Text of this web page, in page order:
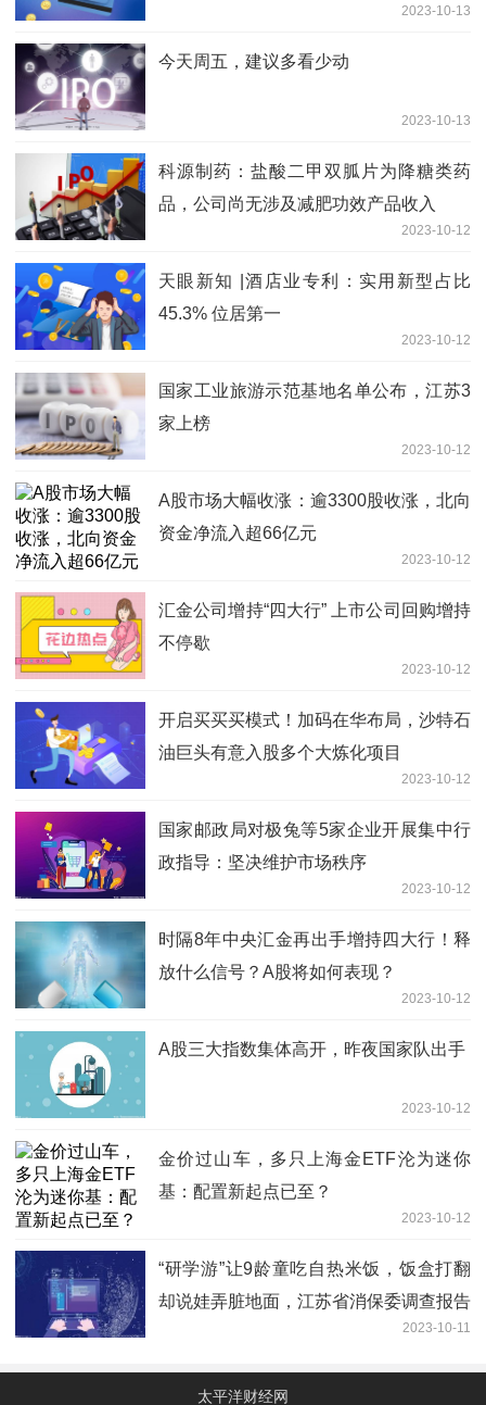
2023-10-13
今天周五，建议多看少动
2023-10-13
科源制药：盐酸二甲双胍片为降糖类药
品，公司尚无涉及减肥功效产品收入
2023-10-12
天眼新知 |酒店业专利：实用新型占比
45.3% 位居第一
2023-10-12
国家工业旅游示范基地名单公布，江苏3
家上榜
2023-10-12
A股市场大幅收涨：逾3300股收涨，北向
资金净流入超66亿元
2023-10-12
汇金公司增持“四大行” 上市公司回购增持
不停歇
2023-10-12
开启买买买模式！加码在华布局，沙特石
油巨头有意入股多个大炼化项目
2023-10-12
国家邮政局对极兔等5家企业开展集中行
政指导：坚决维护市场秩序
2023-10-12
时隔8年中央汇金再出手增持四大行！释
放什么信号？A股将如何表现？
2023-10-12
A股三大指数集体高开，昨夜国家队出手
2023-10-12
金价过山车，多只上海金ETF沦为迷你
基：配置新起点已至？
2023-10-12
“研学游”让9龄童吃自热米饭，饭盒打翻
却说娃弄脏地面，江苏省消保委调查报告
2023-10-11
太平洋财经网